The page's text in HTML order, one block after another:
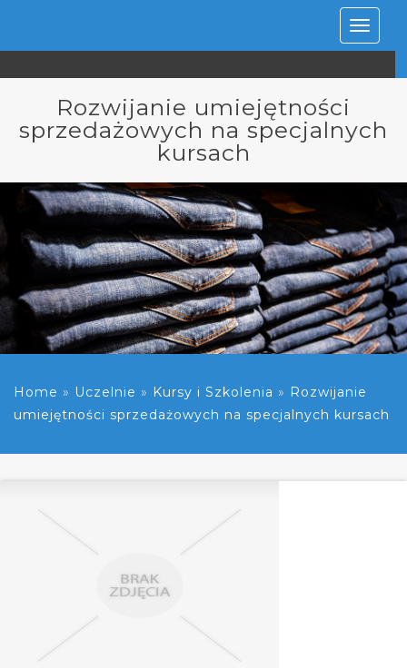
Rozwiń
Rozwijanie umiejętności
sprzedażowych na specjalnych
kursach
Home » Uczelnie » Kursy i Szkolenia » Rozwijanie
umiejętności sprzedażowych na specjalnych kursach